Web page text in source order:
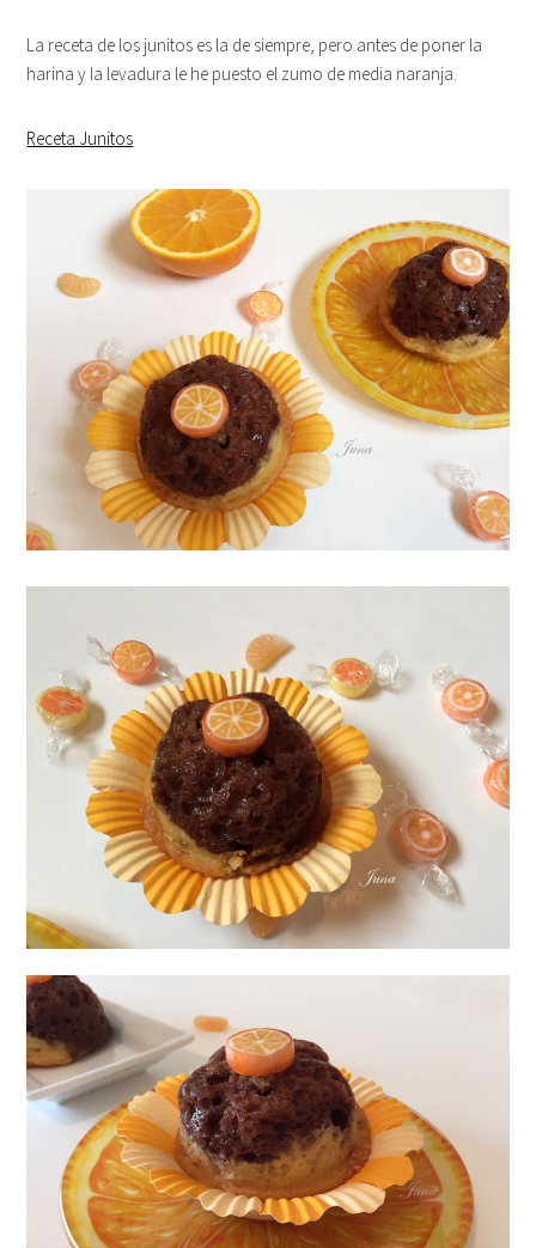
La receta de los junitos es la de siempre, pero antes de poner la
harina y la levadura le he puesto el zumo de media naranja.
Receta Junitos